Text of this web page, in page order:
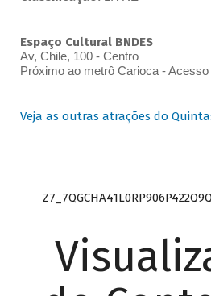
Espaço Cultural BNDES
Av, Chile, 100 - Centro
Próximo ao metrô Carioca - Acesso
Veja as outras atrações do